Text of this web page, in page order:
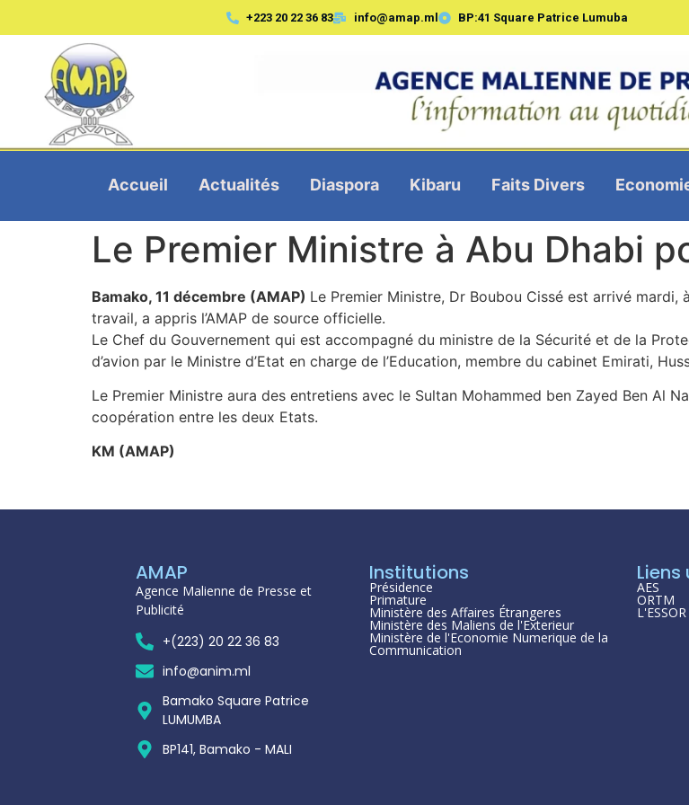
+223 20 22 36 83 info@amap.ml BP:41 Square Patrice Lumuba
Accueil Actualités Diaspora Kibaru Faits Divers
Le Premier Ministre à Abu Dhabi
Bamako, 11 décembre (AMAP) Le Premier Ministre, Dr Boubou Cissé est arrivé
travail, a appris l’AMAP de source officielle.
Le Chef du Gouvernement qui est accompagné du ministre de la Sécurité et de la
d’avion par le Ministre d’Etat en charge de l’Education, membre du cabinet Emirati,
Le Premier Ministre aura des entretiens avec le Sultan Mohammed ben Zayed Ben Al
coopération entre les deux Etats.
KM (AMAP)
AMAP
Agence Malienne de Presse et
Publicité
+(223) 20 22 36 83
info@anim.ml
Bamako Square Patrice
LUMUMBA
BP141, Bamako - MALI
Institutions
Présidence
Primature
Ministère des Affaires Étrangeres
Ministère des Maliens de l'Exterieur
Ministère de l'Economie Numerique de la
Communication
Liens
AES
ORTM
L'ESSOR